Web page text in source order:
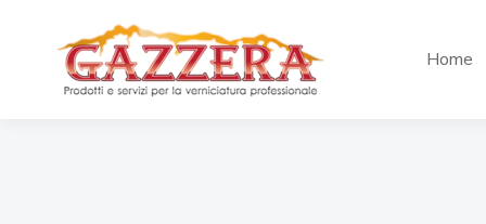
Home